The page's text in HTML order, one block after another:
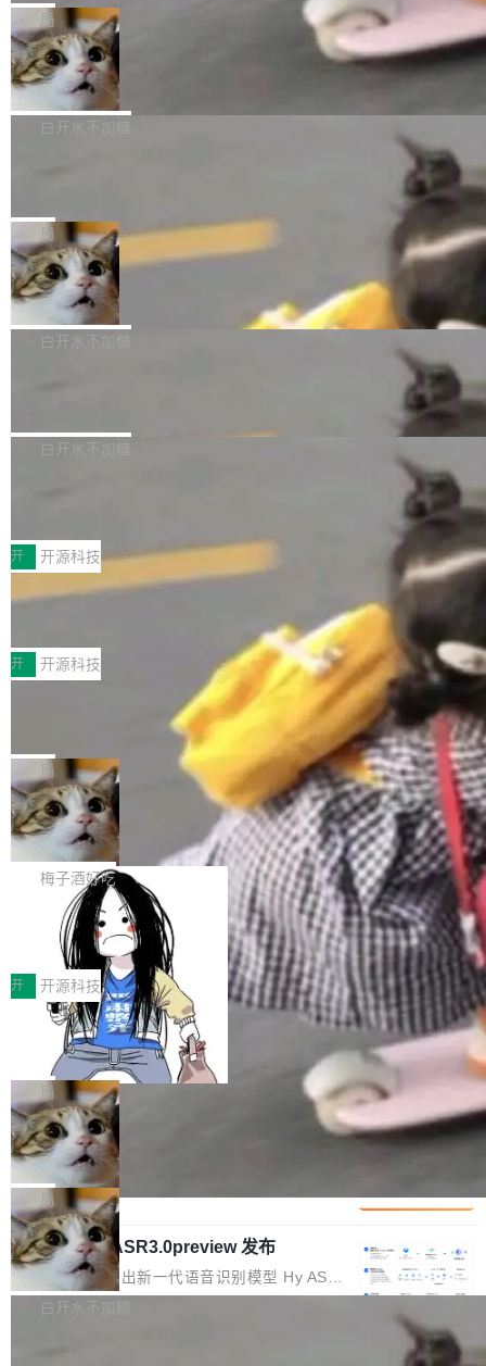
了。 闲置的 cell 会休眠到几乎不占资源。当 cel
l 迁移或唤醒时，新宿主从 S3 恢复 SQLite 数据
库继续执行。存储库是持久化的唯一真相...
例如iQOO Z11i、REDMI Note 17、REDMI No
te 17 Pro、OPPO K15，要么是vivo X300 E这
样的次旗舰。 Galaxy Z Fold8 Ultra / Z Fold8 /
Z Flip8三款折叠屏新机均在7月22日发布，且全
部搭载骁龙8 Elite Gen5 for Galaxy，它们本该
个在 git commit 之间记录每一次编辑操作的版
本控制系统。目前处于 Early Access 阶段。 De
ltaDB 的核心思路直接写在 landing page 最显
眼的位置：「Software is made between com
mits」——软件是在 commit 之间写出来的。git
是把这段空隙补上。 回退到任何一次编辑：Delt
aDB 捕获 commit 之间的每一次操作，...
局
SpaceXAI 单季资本开支达 183 亿美元
根据风险投资人Tomer Tunguz 博客（VC 分
析）披露的最新分析与第二季度业绩报告，Spac
微软同期总资本开支的四成。 与亚马逊、Alpha
bet、微软以及 Meta 等传统科技巨头相比，Spa
ceXAI的资金消耗速度尤为引人瞩目。然而，支
撑庞大支出的资金来源却呈现出截然不同的面
貌。数据显示，微软和 Meta 主要依托充沛的经
白开水不加糖
一个在终端里运行的编程 agent；Muse Spark
1.2，驱动这个 agent 的新模型。一句话概括：
你可以用 curl -fsSL https://dev.meta.ai/install.
sh | bash 安装一个能在大项目里自动规划、写
代码、验证结果的 AI 终端工具。 据介绍，Muse
个主 agent 循环，外加一组后台 agent。这些后
局
美团开源 LoHoSearch，用知识图谱校
准 AI 能力认知
机器出题的前提，是让机器拥有全局视野。整个
构建流程可以分为四个环节：建图 → 控制难度
白开水不加糖
库，并将作为transport接入Mooncake TENT。
MPComm将作为一种传输引擎接入Mooncake T
ENT，实现零拷贝传输性能提升30%、非零拷贝
传输性能最高提升5倍。UCL-MPComm底层基
于自研UCL-Engine通信引擎，后续腾讯网平将
持续开源更多基于UCL-Engine的高性能通信组
件。 腾讯网平团队在UCL-MPComm中实现了一
个独立于业务线程的全局通信引擎（Engine），
白开水不加糖
型案例入选名单》，深信服“面向企业研发场景的
开源 AI 编程平台 CoStrict 应用”凭借卓越的技术
创新与落地成效成功入选。 全链路私有化部署，
助力企业AI研发安全落地 当前，越来越多企业已
经开始引入 AI Coding 工具，通过调用公有云模
型或企业内部部署模型提升研发效率。但随着 AI
Coding 从个人辅助工具逐步走向团队级、组织
级应用，企业在规模化落地过程中，对安全性、
可控性和代码质量提出了更高要求。 首先是数据
安全与合规要求。对于大多数普通研发场景，公
有云模型能够满足快速试用和效率提升的需求。
但对于金融、能源、医疗等对数据安全要求较...
开 开源科技
深信服AI算力网关入选工信部人工智能
前不久，工业和信息化部正式发布《2025年人工
智能应用典型案例名单》，集中展示人工智能在
各领域的应用成果，覆盖技术底座、行业赋能、
产品应用、支撑保障、专题等五大方向。深信服
AI算力网关（AI创新平台）成功入选！ 随着各行
各业的Agent走向规模化建设，算力构成形态逐
渐丰富，用户关注的重点也在发生变化：不只是
让AI用起来，还要进一步看清混合算力时代下，
Token花在哪里、算力是否被充分利用，以及持
续增长的AI成本该如何优化。 深信服AI算力网关
正是围绕这些实际问题，从Token治理和成本治
理两个方面，让用户的每一份算力都看得清、管
得住、用得稳、省得下、更安全！ 一、从现在开
始，Token使用一目...
开 开源科技
Jeff Dean 离开 Google：一个时代的结
束，一个实验室的开始
Google 员工编号 20。MapReduce 作者之一。
Bigtable 作者之一。TensorFlow 的作者之一。
Gemini 的架构师。Google 首席科学家。 Jeff D
ean 在 Google 工作了 27 年后，宣布离职。 他
不是一个人走。一同离开的还有 Sanjay Ghema
wat（Google 员工编号 23，Jeff Dean 二十多
年的编程搭档，MapReduce 和 Bigtable 的共同
作者）、Quoc Le（Google 大脑核心成员，Se
q2Seq 和 DocAI 的共同发明人）以及 Oriol Vin
yals（Gemini 联合负责人，AlphaSta...
局
🔥 SolonCode v2026.8.4 发布：界面
字体可调、22 种语言、记忆搜索增强
打开终端就能上岗的全中文编码智能体，这一轮
把「看得清、用母语、记得住」三件事一次补
齐。 SolonCode 是什么 SolonCode 是杭州无
耳科技研发的企业级终端编码智能体——一位全
中文驱动的数字员工，自主理解需求、规划步
骤、编写代码。不挑模型、不挑平台，curl 一行
装完即用。 开源地址：Gitee · GitCode · GitHu
b 安装 支持 Java 8+（8~26）、macOS / Linu
x / Windows / Harmony PC。 # macOS / Linu
x / Harmony PC curl -fsSL https://solon.noea
r.org/solon...
梅子酒好吃
让“代码语义理解”深度释放AI Coding
价值潜能：华为云码道（CodeArts）
代码仓技术解析
一、代码仓深度理解技术的作用与价值 在软件工
程实践中，代码仓是企业核心知识资产的主要载
体。企业级代码仓库通常包含数十万乃至数百万
个文件，其规模远超单次模型调用可承载的上下
文窗口。随着项目规模的持续扩张与代码历史的
不断累积，代码仓中的模块关系、接口契约、业
务逻辑等关键信息往往分散于数十乃至数百个文
件之中，形成高度复杂的知识关联网络。传统的
代码检索手段（如关键词匹配、目录遍历）仅能
在语法层面完成文本定位，难以触及代码的语义
内涵与结构关联，导致开发者使用代码智能体在
理解大规模代码仓时面临显著"代码仓理解"瓶
颈。 代码仓深度理解服务（以下简称" CodeBas
e深度理解服务"）是华为云码道（CodeA...
开 开源科技
一条“删库”命令跑 17 小时，算法工程
师删光 89TB 数据只为干私活
最高人民检察院8月4日公布了一起案件：北京一
名90后算法工程师王某，为了给自己接的私活腾
服务器空间，删光了公司AI游戏部门的全部核心
数据。 王某2024年1月入职东城区某科技公司AI
短剧部门，有互联网大厂背景。在公司内部架构
调整期间，部门三次通知全员将数据从A集群迁
移到B集群，王某都回复了"收到"。 他没有迁移
数据。2024年9月3日下午4点，他使用此前登录
的账号密码进入A集群，输入了一条被程序员圈
称为"删库跑路"的命令——最高管理员权限、无
局
Cloudflare 分享推理优化实践：KV ca
che 量化 + 权重压缩，吞吐量提升 4
1%，成本降 30%
Kimi 和 GLM 是当前最强的大模型系列之一，但
它们有一个共同的问题：太吃显存了。月之暗面
的 Kimi K 系列和智谱的 GLM 都是长上下文、M
oE 架构的大模型，好用到让人上瘾，但 GPU 显
存永远不够用。 Cloudflare 的 Workers AI 团队
一直在跑这些模型的推理。他们在官方博客上发
局
腾讯混元 Hy ASR3.0preview 发布
腾讯混元正式推出新一代语音识别模型 Hy ASR
3.0preview。基于最新一代大语言模型 Hy3 的
白开水不加糖